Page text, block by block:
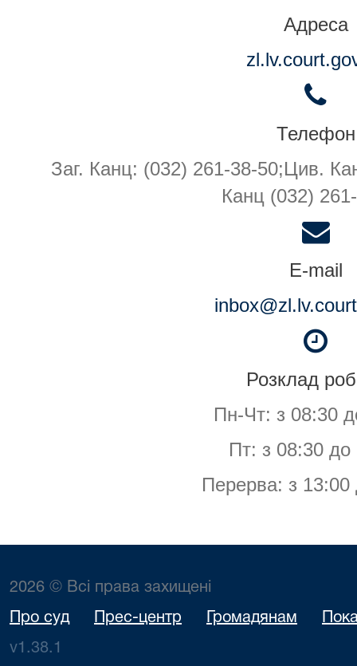
Адреса
Телефон
Заг. Канц: (032) 261-38-50;Цив.
Канц (032)
E-mail
Розклад
Пн-Чт: з 08:30
Пт: з 08:30 до
Перерва: з 13:00
2026 © Всі права захищені
Про суд Прес-центр Громадянам
v1.38.1